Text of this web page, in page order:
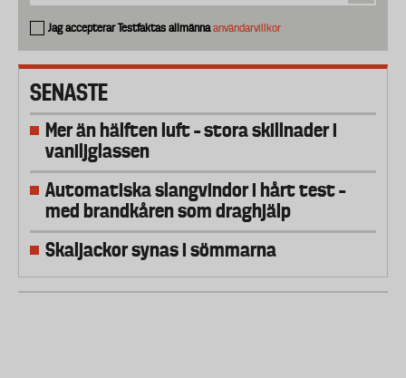
Jag accepterar Testfaktas allmännaanvändarvillkor
SENASTE
Mer än hälften luft – stora skillnader i
vaniljglassen
Automatiska slangvindor i hårt test –
med brandkåren som draghjälp
Skaljackor synas i sömmarna